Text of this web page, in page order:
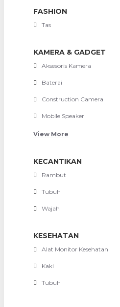
FASHION
Tas
KAMERA & GADGET
Aksesoris Kamera
Baterai
Construction Camera
Mobile Speaker
View More
KECANTIKAN
Rambut
Tubuh
Wajah
KESEHATAN
Alat Monitor Kesehatan
Kaki
Tubuh